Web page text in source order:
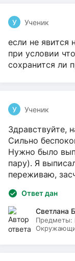
У Ученик
если не явится
при условии
сохранится ли
У Ученик
Здравствуйте,
Сильно
Нужно было
пару). Я
переживаю,
Ответ дан
Светлана
Предметы: